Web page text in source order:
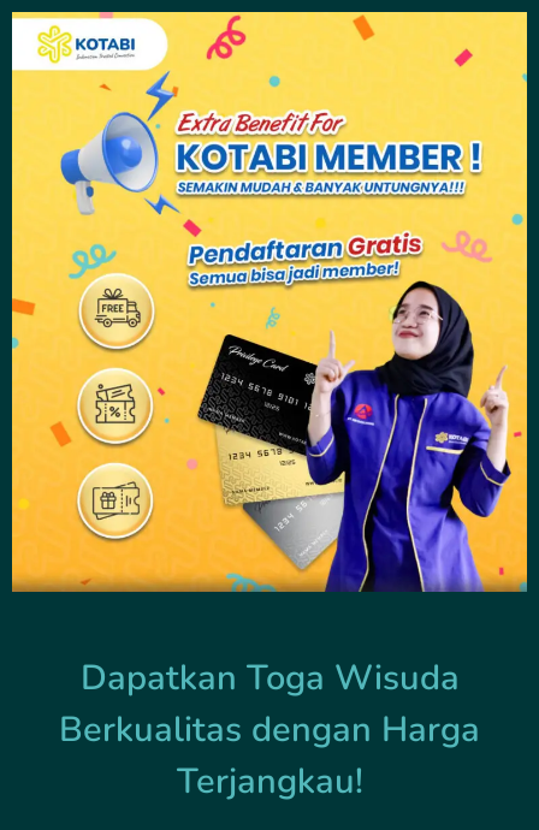
Dapatkan Toga Wisuda
Berkualitas dengan Harga
Terjangkau!